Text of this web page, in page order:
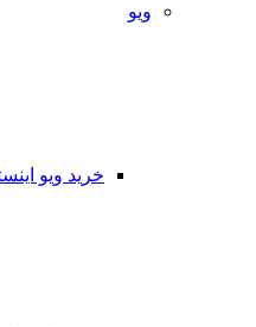
ویو
خرید ویو